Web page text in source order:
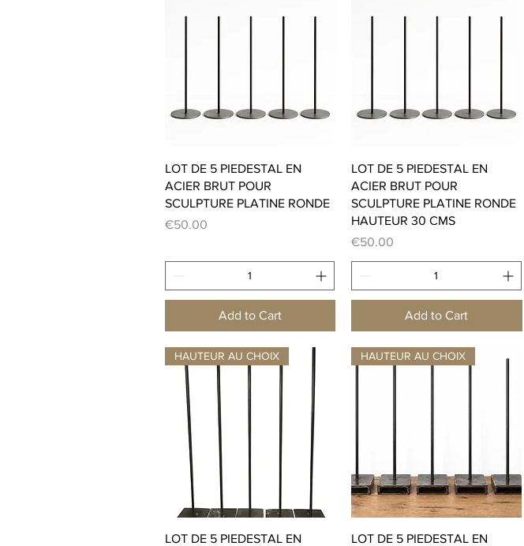
Quick View
LOT DE 5 PIEDESTAL EN
ACIER BRUT POUR
SCULPTURE PLATINE RONDE
Price
€50.00
Add to Cart
Quick View
LOT DE 5 PIEDESTAL EN
ACIER BRUT POUR
SCULPTURE PLATINE RONDE
HAUTEUR 30 CMS
Price
€50.00
Add to Cart
Quick View
HAUTEUR AU CHOIX
LOT DE 5 PIEDESTAL EN
Quick View
HAUTEUR AU CHOIX
LOT DE 5 PIEDESTAL EN